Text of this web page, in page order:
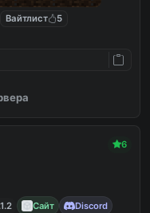
Вайтлист
5
6
Сайт Discord